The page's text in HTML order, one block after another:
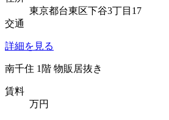
東京都台東区下谷3丁目17
交通
詳細を見る
南千住 1階 物販居抜き
賃料
万円